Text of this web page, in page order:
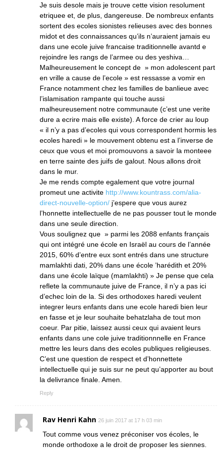
Je suis desole mais je trouve cette vision resolument
etriquee et, de plus, dangereuse. De nombreux enfants
sortent des ecoles sionistes relieuses avec des bonnes
midot et des connaissances qu’ils n’auraient jamais eu
dans une ecole juive francaise traditionnelle avantd e
rejoindre les rangs de l’armee ou des yeshiva…
Malheureusement le concept de » mon adolescent part
en vrille a cause de l’ecole » est ressasse a vomir en
France notamment chez les familles de banlieue avec
l’islamisation rampante qui touche aussi
malheureusement notre communaute (c’est une verite
dure a ecrire mais elle existe). A force de crier au loup
« il n’y a pas d’ecoles qui vous correspondent hormis les
ecoles haredi » le mouvement obtenu est a l’inverse de
ceux que vous et moi promouvons a savoir la monteee
en terre sainte des juifs de galout. Nous allons droit
dans le mur.
Je me rends compte egalement que votre journal
promeut une activite http://www.kountrass.com/alia-
direct-nouvelle-option/ j’espere que vous aurez
l’honnette intellectuelle de ne pas pousser tout le monde
dans une seule direction.
Vous soulignez que » parmi les 2088 enfants français
qui ont intégré une école en Israël au cours de l’année
2015, 60% d’entre eux sont entrés dans une structure
mamlakhti dati, 20% dans une école ’harédith et 20%
dans une école laïque (mamlakhti) » Je pense que cela
reflete la communaute juive de France, il n’y a pas ici
d’echec loin de la. Si des orthodoxes haredi veulent
integrer leurs enfants dans une ecole haredi bien leur
en fasse et je leur souhaite behatzlaha de tout mon
coeur. Par pitie, laissez aussi ceux qui avaient leurs
enfants dans une cole juive traditionnnelle en France
mettre les leurs dans des ecoles publiques religieuses.
C’est une question de respect et d’honnettete
intellectuelle qui je suis sur ne peut qu’apporter au bout
la delivrance finale. Amen.
Reply
Rav Henri Kahn 26 juin 2017 at 17 h 03 min
Tout comme vous venez préconiser vos écoles, le
monde orthodoxe a le droit de proposer les siennes.